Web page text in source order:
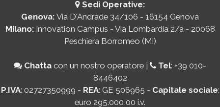
Sedi Operative:
Genova: Via D'Andrade 34/106 - 16154 Genova
Milano: Innovation Campus - Via Lombardia 2/a - 20068
Peschiera Borromeo (MI)
Chatta con un nostro operatore | Tel: +39 010-
8446402
P.IVA: 02727350999 - REA: GE 506965 - Capitale sociale:
euro 295.000,00 i.v.